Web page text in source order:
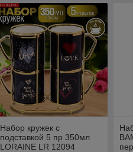
Набор кружек с
подставкой 5 пр 350мл
LORAINE LR 12094